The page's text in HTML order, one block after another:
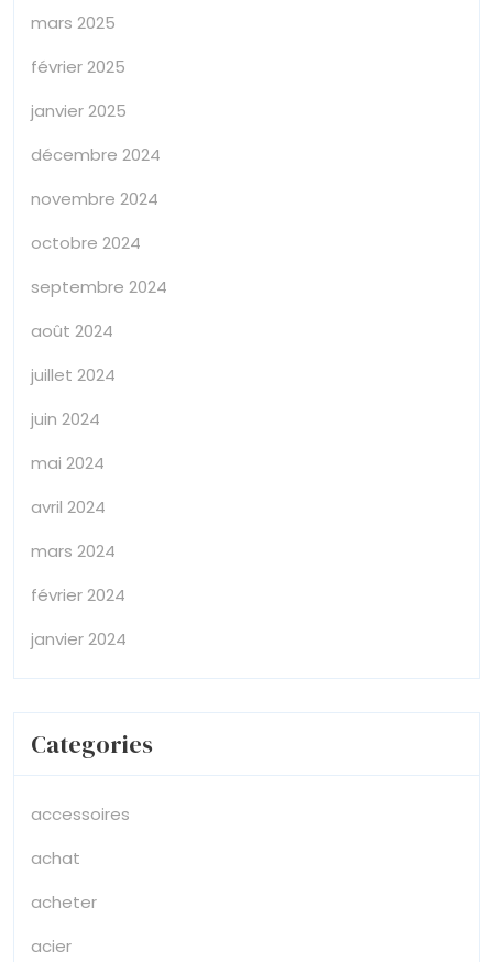
mars 2025
février 2025
janvier 2025
décembre 2024
novembre 2024
octobre 2024
septembre 2024
août 2024
juillet 2024
juin 2024
mai 2024
avril 2024
mars 2024
février 2024
janvier 2024
Categories
accessoires
achat
acheter
acier